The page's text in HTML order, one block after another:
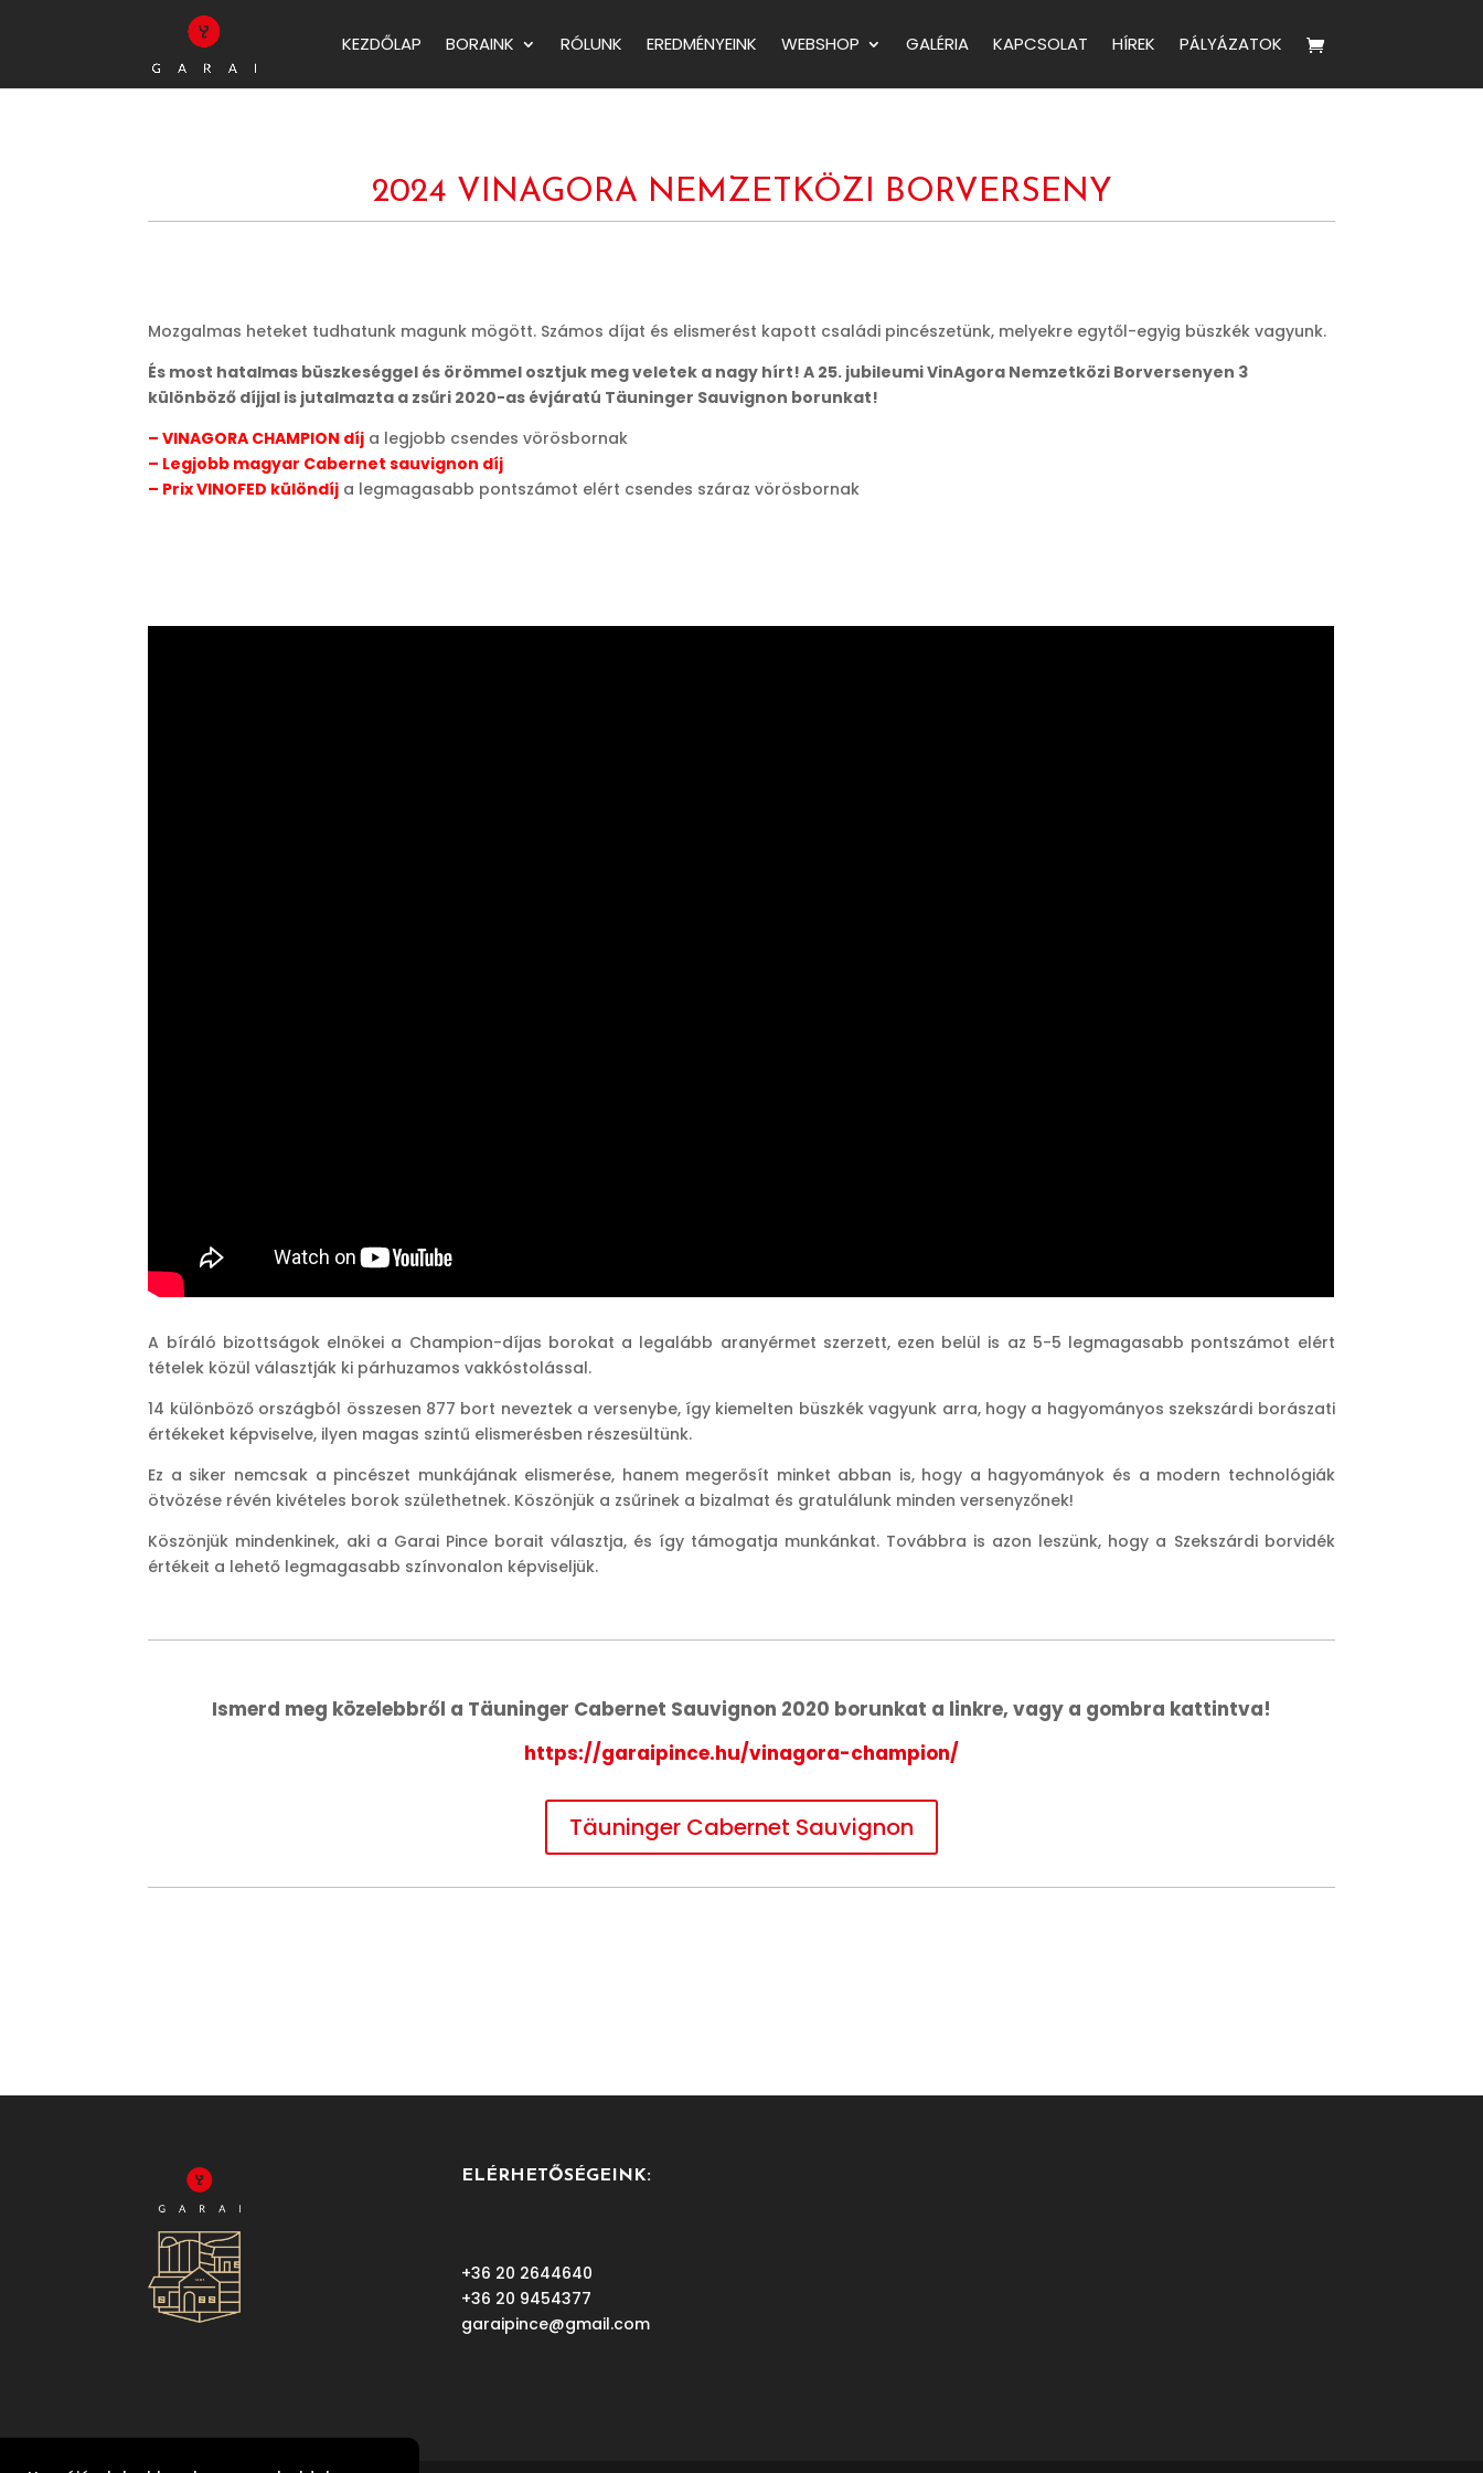
KEZDŐLAP BORAINK RÓLUNK EREDMÉNYEINK WEBSHOP GALÉRIA KAPCSOLAT HÍREK PÁLYÁZATOK
2024 VINAGORA NEMZETKÖZI BORVERSENY
Mozgalmas heteket tudhatunk magunk mögött. Számos díjat és elismerést kapott családi pincészetünk, melyekre egytől-egyig büszkék vagyunk.
És most hatalmas büszkeséggel és örömmel osztjuk meg veletek a nagy hírt! A 25. jubileumi VinAgora Nemzetközi Borversenyen 3
különböző díjjal is jutalmazta a zsűri 2020-as évjáratú Täuninger Sauvignon borunkat!
– VINAGORA CHAMPION díj a legjobb csendes vörösbornak
– Legjobb magyar Cabernet sauvignon díj
– Prix VINOFED különdíj a legmagasabb pontszámot elért csendes száraz vörösbornak
A bíráló bizottságok elnökei a Champion-díjas borokat a legalább aranyérmet szerzett, ezen belül is az 5-5 legmagasabb pontszámot elért
tételek közül választják ki párhuzamos vakkóstolással.
14 különböző országból összesen 877 bort neveztek a versenybe, így kiemelten büszkék vagyunk arra, hogy a hagyományos szekszárdi borászati
értékeket képviselve, ilyen magas szintű elismerésben részesültünk.
Ez a siker nemcsak a pincészet munkájának elismerése, hanem megerősít minket abban is, hogy a hagyományok és a modern technológiák
ötvözése révén kivételes borok születhetnek. Köszönjük a zsűrinek a bizalmat és gratulálunk minden versenyzőnek!
Köszönjük mindenkinek, aki a Garai Pince borait választja, és így támogatja munkánkat. Továbbra is azon leszünk, hogy a Szekszárdi borvidék
értékeit a lehető legmagasabb színvonalon képviseljük.
Ismerd meg közelebbről a Täuninger Cabernet Sauvignon 2020 borunkat a linkre, vagy a gombra kattintva!
https://garaipince.hu/vinagora-champion/
Täuninger Cabernet Sauvignon
ELÉRHETŐSÉGEINK:
+36 20 2644640
+36 20 9454377
garaipince@gmail.com